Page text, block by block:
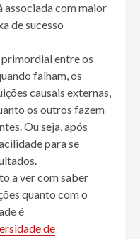
associada com maior
de sucesso
primordial entre os
falham, os
causais externas,
os outros fazem
Ou seja, após
para se
a ver com saber
quanto com o
é
de